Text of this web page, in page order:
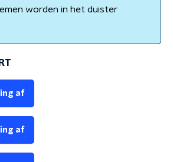
worden in het duister
af
af